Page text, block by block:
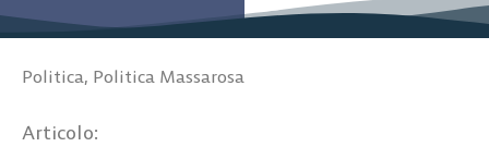
Politica, Politica Massarosa
Articolo: